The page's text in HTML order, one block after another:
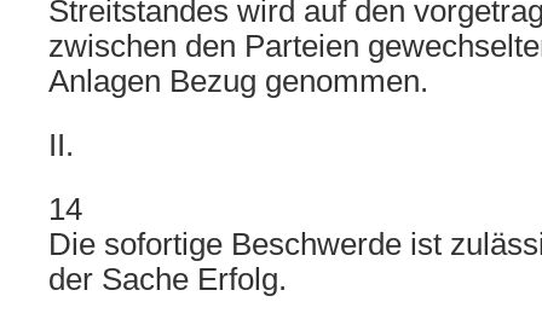
Streitstandes wird auf den
zwischen den Parteien
Anlagen Bezug genommen.
II.
14
Die sofortige Beschwerde ist
der Sache Erfolg.